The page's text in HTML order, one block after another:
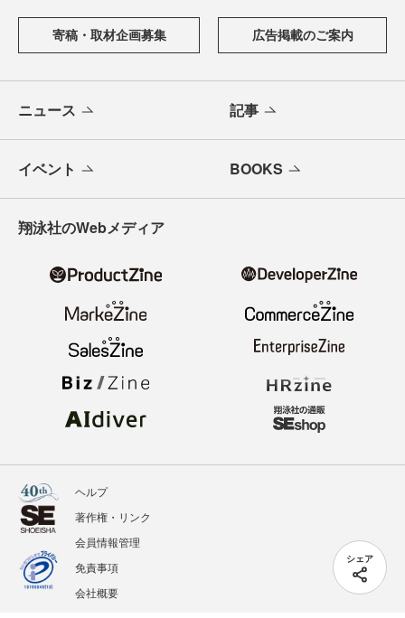
シェア
寄稿・取材企画募集 広告掲載のご案内
ニュース 記事
イベント BOOKS
翔泳社のWebメディア
ヘルプ
著作権・リンク
会員情報管理
免責事項
会社概要